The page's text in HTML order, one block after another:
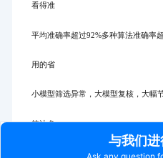
看得准
平均准确率超过92%多种算法准确率
用的省
小模型筛选异常，大模型复核，大幅
算法多
已在超过100个场所训练积累170多种